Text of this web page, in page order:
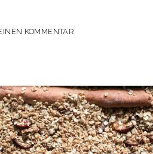
KOMMENTAR